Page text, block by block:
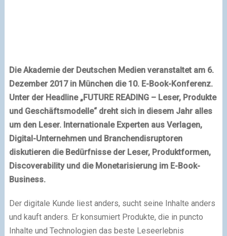
Die Akademie der Deutschen Medien veranstaltet am 6.
Dezember 2017 in München die 10. E-Book-Konferenz.
Unter der Headline „FUTURE READING – Leser, Produkte
und Geschäftsmodelle“ dreht sich in diesem Jahr alles
um den Leser. Internationale Experten aus Verlagen,
Digital-Unternehmen und Branchendisruptoren
diskutieren die Bedürfnisse der Leser, Produktformen,
Discoverability und die Monetarisierung im E-Book-
Business.
Der digitale Kunde liest anders, sucht seine Inhalte anders
und kauft anders. Er konsumiert Produkte, die in puncto
Inhalte und Technologien das beste Leseerlebnis